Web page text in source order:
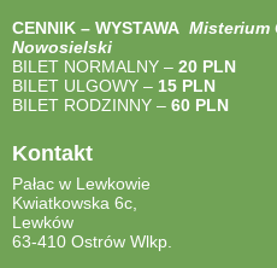
CENNIK – WYSTAWA Misterium
Nowosielski
BILET NORMALNY – 20 PLN
BILET ULGOWY – 15 PLN
BILET RODZINNY – 60 PLN
Kontakt
Pałac w Lewkowie
Kwiatkowska 6c,
Lewków
63-410 Ostrów Wlkp.